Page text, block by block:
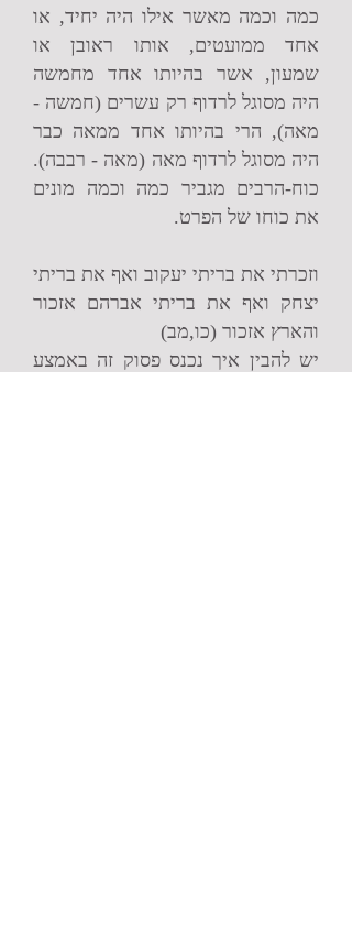
כמה וכמה מאשר אילו היה יחיד, או
אחד ממועטים, אותו ראובן או
שמעון, אשר בהיותו אחד מחמשה
היה מסוגל לרדוף רק עשרים (חמשה -
מאה), הרי בהיותו אחד ממאה כבר
היה מסוגל לרדוף מאה (מאה - רבבה).
כוח-הרבים מגביר כמה וכמה מונים
את כוחו של הפרט.
וזכרתי את בריתי יעקוב ואף את בריתי
יצחק ואף את בריתי אברהם אזכור
והארץ אזכור (כו,מב)
יש להבין איך נכנס פסוק זה באמצע